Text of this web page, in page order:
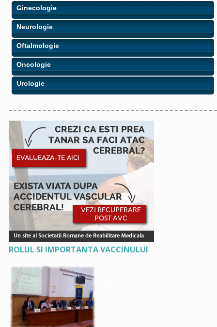
Ginecologie
Neurologie
Oftalmologie
Oncologie
Urologie
ROLUL SI IMPORTANTA VACCINULUI